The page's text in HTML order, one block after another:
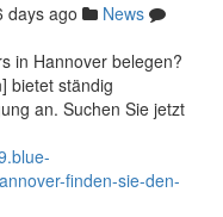
days ago
News
in Hannover belegen?
bietet ständig
an. Suchen Sie jetzt
finden-sie-den-